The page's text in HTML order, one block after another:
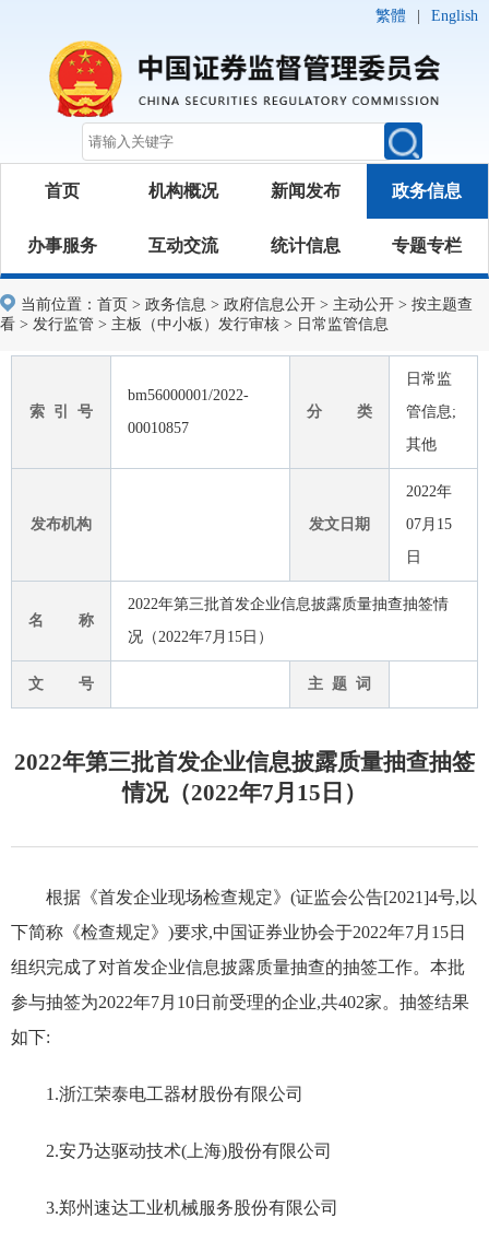
繁體 English
首页 机构概况 新闻发布 政务信息
办事服务 互动交流 统计信息 专题专栏
当前位置： 首页 > 政务信息 > 政府信息公开 > 主动公开 > 按主题查
看 > 发行监管 > 主板（中小板）发行审核 > 日常监管信息
索 引 号
bm56000001/2022-
00010857
分 类
日常监
管信息;
其他
发布机构 发文日期
2022年
07月15
日
名 称
2022年第三批首发企业信息披露质量抽查抽签情
况（2022年7月15日）
文 号 主 题 词
2022年第三批首发企业信息披露质量抽查抽签
情况（2022年7月15日）
根据《首发企业现场检查规定》 (证监会公告[2021]4号,以
下简称《检查规定》 )要求,中国证券业协会于2022年7月 15日
组织完成了对首发企业信息披露质量抽查的抽签工作。本批
参与抽签为2022年7月 10日 前受理的企业,共402家。 抽签结果
如下:
1.浙江荣泰电工器材股份有限公司
2.安乃达驱动技术(上海)股份有限公司
3.郑州速达工业机械服务股份有限公司